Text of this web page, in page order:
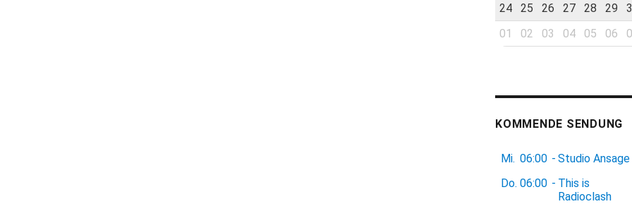
24
25 26 27 28 29
01
02 03 04 05 06
KOMMENDE SENDUNG
Mi. 06:00 - Studio Ansage
Do. 06:00 - This is
Radioclash